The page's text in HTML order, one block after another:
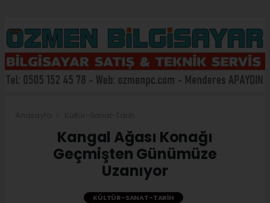
Kangal Ağası Konağı
Geçmişten Günümüze
Uzanıyor
KÜLTÜR-SANAT-TARIH